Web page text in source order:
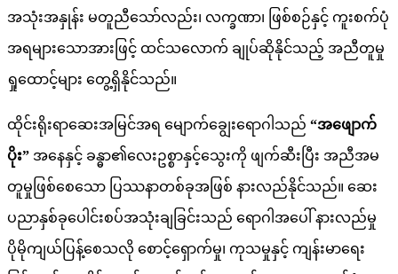
အသုံးအနှုန်း မတူညီသော်လည်း၊ လက္ခဏာ၊ ဖြစ်စဉ်နှင့် ကူးစက်ပုံ
အရများသောအားဖြင့် ထင်သလောက် ချုပ်ဆိုနိုင်သည့် အညီတူမှု
ရှုထောင့်များ တွေ့ရှိနိုင်သည်။
ထိုင်းရိုးရာဆေးအမြင်အရ မျောက်ချွေးရောဂါသည် “အဖျောက်
ပိုး” အနေနှင့် ခန္ဓာ၏လေးဥစ္စာနှင့်သွေးကို ဖျက်ဆီးပြီး အညီအမ
တူမှုဖြစ်စေသော ပြဿနာတစ်ခုအဖြစ် နားလည်နိုင်သည်။ ဆေး
ပညာနှစ်ခုပေါင်းစပ်အသုံးချခြင်းသည် ရောဂါအပေါ် နားလည်မှု
ပိုမိုကျယ်ပြန့်စေသလို စောင့်ရှောက်မှု၊ ကုသမှုနှင့် ကျန်းမာရေး